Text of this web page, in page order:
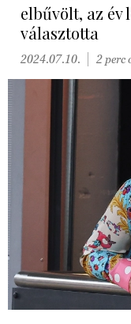
elbűvölt, az
választotta
2024.07.10. 2 perc